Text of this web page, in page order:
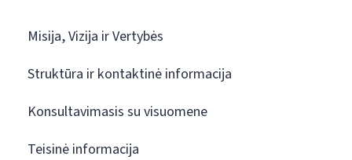
Misija, Vizija ir Vertybės
Struktūra ir kontaktinė informacija
Konsultavimasis su visuomene
Teisinė informacija